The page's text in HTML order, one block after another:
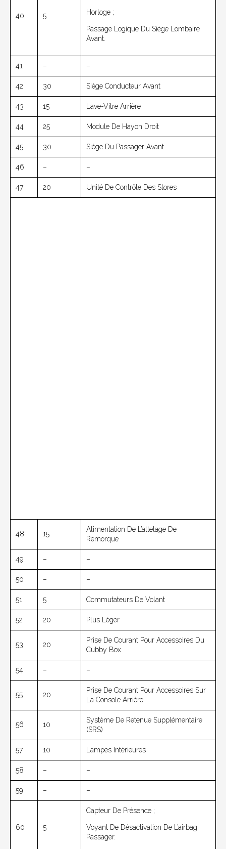
40 5 Horloge ;
Passage Logique Du Siège Lombaire
Avant.
41 – –
42 30 Siège Conducteur Avant
43 15 Lave-Vitre Arrière
44 25 Module De Hayon Droit
45 30 Siège Du Passager Avant
46 – –
47 20 Unité De Contrôle Des Stores
48 15
Alimentation De L’attelage De
Remorque
49 – –
50 – –
51 5 Commutateurs De Volant
52 20 Plus Léger
53 20
Prise De Courant Pour Accessoires Du
Cubby Box
54 – –
55 20
Prise De Courant Pour Accessoires Sur
La Console Arrière
56 10
Système De Retenue Supplémentaire
(SRS)
57 10 Lampes Intérieures
58 – –
59 – –
60 5
Capteur De Présence ;
Voyant De Désactivation De L’airbag
Passager.